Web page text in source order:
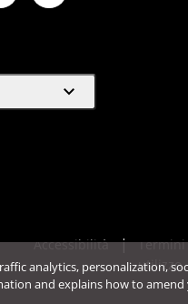
expand_more
Accessibilità
utilizzo
analytics, personalization,
and explains how to